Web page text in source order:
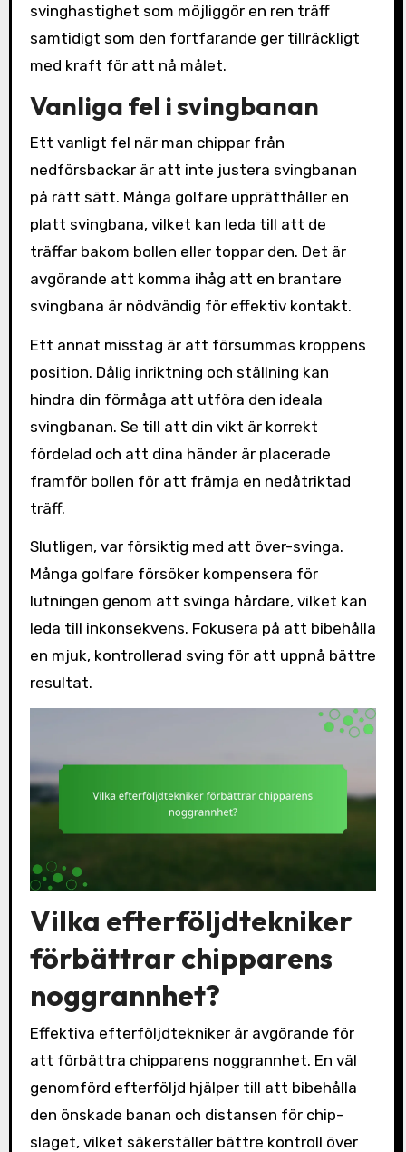
svinghastighet som möjliggör en ren träff
samtidigt som den fortfarande ger tillräckligt
med kraft för att nå målet.
Vanliga fel i svingbanan
Ett vanligt fel när man chippar från
nedförsbackar är att inte justera svingbanan
på rätt sätt. Många golfare upprätthåller en
platt svingbana, vilket kan leda till att de
träffar bakom bollen eller toppar den. Det är
avgörande att komma ihåg att en brantare
svingbana är nödvändig för effektiv kontakt.
Ett annat misstag är att försummas kroppens
position. Dålig inriktning och ställning kan
hindra din förmåga att utföra den ideala
svingbanan. Se till att din vikt är korrekt
fördelad och att dina händer är placerade
framför bollen för att främja en nedåtriktad
träff.
Slutligen, var försiktig med att över-svinga.
Många golfare försöker kompensera för
lutningen genom att svinga hårdare, vilket kan
leda till inkonsekvens. Fokusera på att bibehålla
en mjuk, kontrollerad sving för att uppnå bättre
resultat.
Vilka efterföljdtekniker
förbättrar chipparens
noggrannhet?
Effektiva efterföljdtekniker är avgörande för
att förbättra chipparens noggrannhet. En väl
genomförd efterföljd hjälper till att bibehålla
den önskade banan och distansen för chip-
slaget, vilket säkerställer bättre kontroll över